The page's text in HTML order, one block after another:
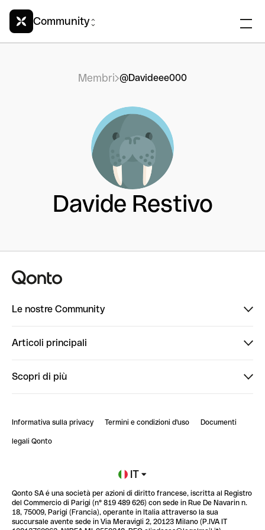
Community
Membri @Davideee000
Davide Restivo
Le nostre Community
PowerUp
Articoli principali
StrongHer Mentorship | Notion: come organizzare...
Scopri di più
Blog
Glossario finanziario
Informativa sulla privacy Termini e condizioni d'uso Documenti
legali Qonto
IT
Qonto SA é una società per azioni di diritto francese, iscritta al Registro
del Commercio di Parigi (n° 819 489 626) con sede in Rue De Navarin n.
18, 75009, Parigi (Francia), operante in Italia attraverso la sua
succursale avente sede in Via Meravigli 2, 20123 Milano (P.IVA IT